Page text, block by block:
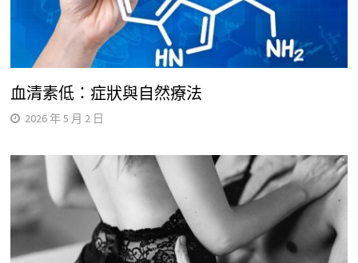
血清素低：症狀與自然療法
2026 年 5 月 2 日